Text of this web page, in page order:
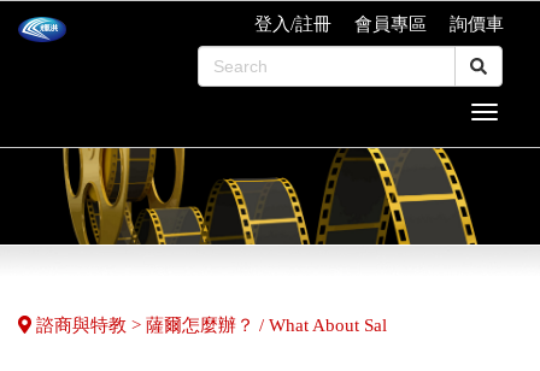
登入/註冊 會員專區 詢價車
諮商與特教 > 薩爾怎麼辦？ / What About Sal